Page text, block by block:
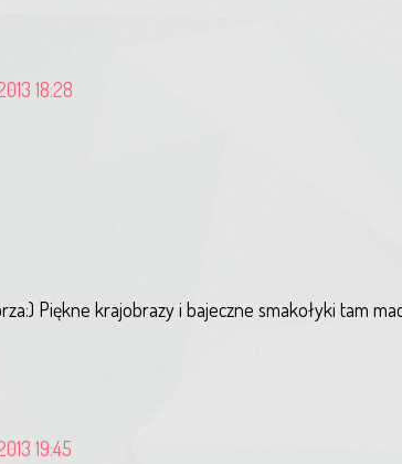
18:28
Piękne krajobrazy i bajeczne smakołyki tam
19:45